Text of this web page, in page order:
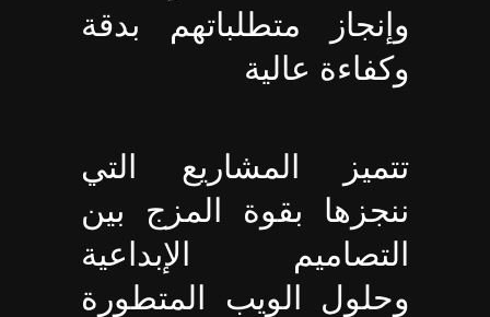
وإنجاز متطلباتهم بدقة
وكفاءة عالية
تتميز المشاريع التي
ننجزها بقوة المزج بين
التصاميم الإبداعية
وحلول الويب المتطورة